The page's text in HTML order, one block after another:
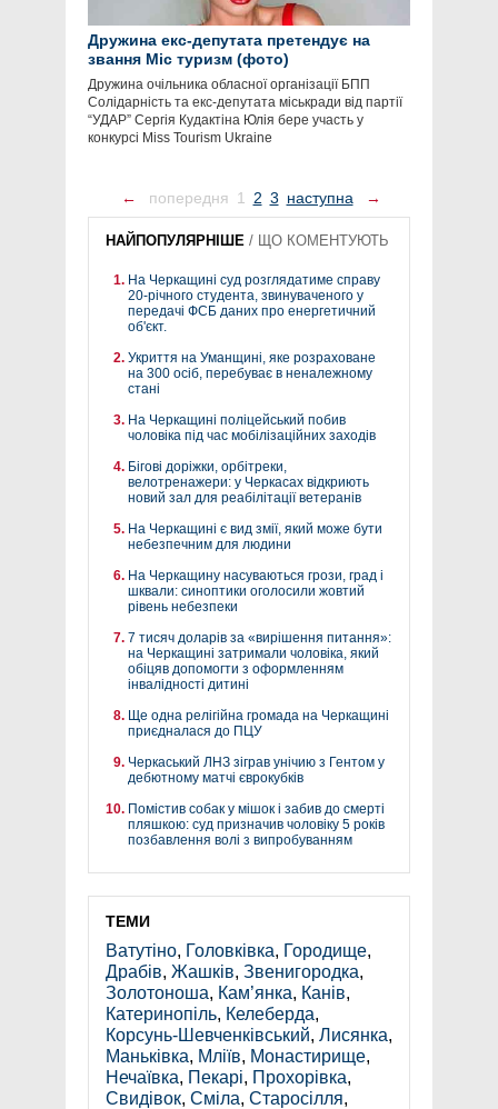
Дружина екс-депутата претендує на
звання Міс туризм (фото)
Дружина очільника обласної організації БПП
Солідарність та екс-депутата міськради від партії
“УДАР” Сергія Кудактіна Юлія бере участь у
конкурсі Miss Tourism Ukraine
← попередня 1 2 3 наступна →
НАЙПОПУЛЯРНІШЕ / ЩО КОМЕНТУЮТЬ
На Черкащині суд розглядатиме справу
20-річного студента, звинуваченого у
передачі ФСБ даних про енергетичний
об'єкт.
Укриття на Уманщині, яке розраховане
на 300 осіб, перебуває в неналежному
стані
На Черкащині поліцейський побив
чоловіка під час мобілізаційних заходів
Бігові доріжки, орбітреки,
велотренажери: у Черкасах відкриють
новий зал для реабілітації ветеранів
На Черкащині є вид змії, який може бути
небезпечним для людини
На Черкащину насуваються грози, град і
шквали: синоптики оголосили жовтий
рівень небезпеки
7 тисяч доларів за «вирішення питання»:
на Черкащині затримали чоловіка, який
обіцяв допомогти з оформленням
інвалідності дитині
Ще одна релігійна громада на Черкащині
приєдналася до ПЦУ
Черкаський ЛНЗ зіграв унічию з Гентом у
дебютному матчі єврокубків
Помістив собак у мішок і забив до смерті
пляшкою: суд призначив чоловіку 5 років
позбавлення волі з випробуванням
ТЕМИ
Ватутіно, Головківка, Городище,
Драбів, Жашків, Звенигородка,
Золотоноша, Кам’янка, Канів,
Катеринопіль, Келеберда,
Корсунь-Шевченківський, Лисянка,
Маньківка, Мліїв, Монастирище,
Нечаївка, Пекарі, Прохорівка,
Свидівок, Сміла, Старосілля,